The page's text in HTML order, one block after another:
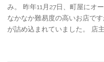
み。 昨年11月27日、町屋にオ
なかなか難易度の高いお店で
が詰め込まれていました。 店